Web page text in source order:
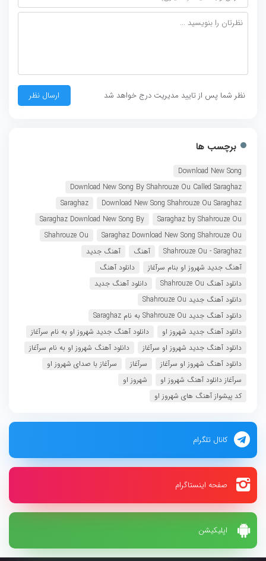
اپلیکیشن
نظر شما پس از تایید مدیریت درج خواهد شد
برچسب ها
Download New Song
Download New Song By Shahrouze Ou Called Saraghaz
Download New Song Shahrouze Ou Saraghaz
Saraghaz
Saraghaz by Shahrouze Ou
Saraghaz Download New Song By
Saraghaz Download New Song Shahrouze Ou
Shahrouze Ou
Shahrouze Ou - Saraghaz
آهنگ
آهنگ جدید
آهنگ جدید شهروز او بنام سرآغاز
دانلود آهنگ
دانلود آهنگ Shahrouze Ou
دانلود آهنگ جدید
دانلود آهنگ جدید Shahrouze Ou
دانلود آهنگ جدید Shahrouze Ou به نام Saraghaz
دانلود آهنگ جدید شهروز او
دانلود آهنگ جدید شهروز او به نام سرآغاز
دانلود آهنگ جدید شهروز او سرآغاز
دانلود آهنگ شهروز او به نام سرآغاز
دانلود آهنگ شهروز او سرآغاز
سرآغاز
سرآغاز با صدای شهروز او
سرآغاز دانلود آهنگ شهروز او
شهروز او
کد پیشواز آهنگ های شهروز او
کانال تلگرام
صفحه اینستاگرام